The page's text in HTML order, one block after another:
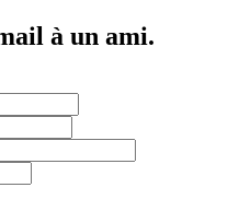
à un ami.